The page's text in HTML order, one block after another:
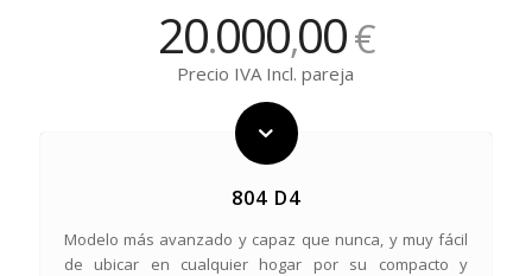
20.000,00€
Precio IVA Incl. pareja
804 D4
Modelo más avanzado y capaz que nunca, y muy fácil
de ubicar en cualquier hogar por su compacto y